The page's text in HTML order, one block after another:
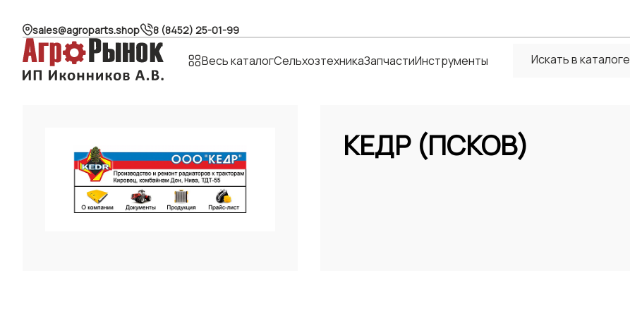
sales@agroparts.shop 8 (8452) 25-01-99
Весь каталогСельхозтехникаЗапчастиИнструменты
КЕДР (ПСКОВ)